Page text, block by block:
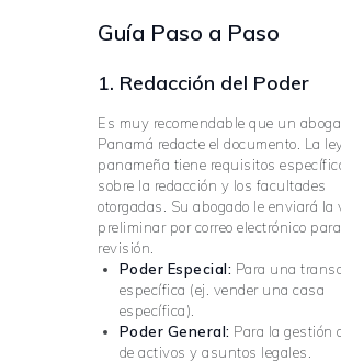
Guía Paso a Paso
1. Redacción del Poder
Es muy recomendable que un
Panamá redacte el documento. La
panameña tiene requisitos
sobre la redacción y los facultades
otorgadas. Su abogado le enviará la
preliminar por correo electrónico
revisión.
Poder Especial: Para una
específica (ej. vender una casa
específica).
Poder General: Para la gestión
de activos y asuntos legales.